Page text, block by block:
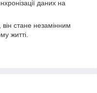
даних на
він стане незамінним
житті.